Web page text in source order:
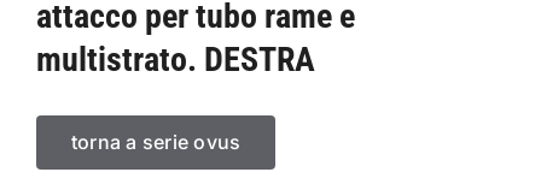
attacco per tubo rame e
multistrato. DESTRA
torna a serie ovus